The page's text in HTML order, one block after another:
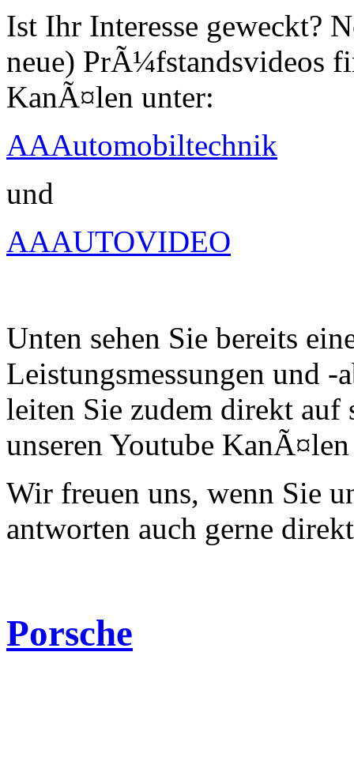
Ist Ihr Interesse geweckt?
neue) PrÃ¼fstandsvideos
KanÃ¤len unter:
AAAutomobiltechnik
und
AAAUTOVIDEO
Unten sehen Sie bereits
Leistungsmessungen und -
leiten Sie zudem direkt auf
unseren Youtube
Wir freuen uns, wenn Sie
antworten auch gerne
Porsche